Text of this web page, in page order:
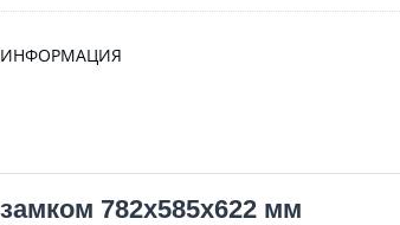
782х585х622 мм